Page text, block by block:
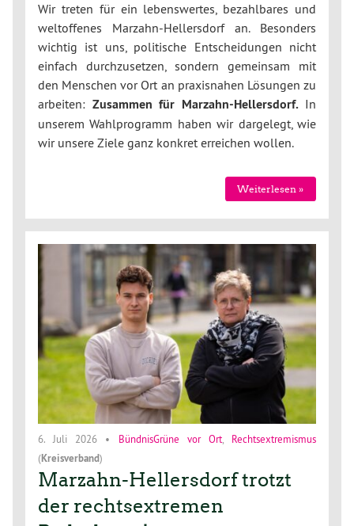
Wir treten für ein lebenswertes, bezahlbares und
weltoffenes Marzahn-Hellersdorf an. Besonders
wichtig ist uns, politische Entscheidungen nicht
einfach durchzusetzen, sondern gemeinsam mit
den Menschen vor Ort an praxisnahen Lösungen zu
arbeiten: Zusammen für Marzahn-Hellersdorf.In
unserem Wahlprogramm haben wir dargelegt, wie
wir unsere Ziele ganz konkret erreichen wollen.
Weiterlesen »
6. Juli 2026 • BündnisGrüne vor Ort, Rechtsextremismus
(Kreisverband)
Marzahn-Hellersdorf trotzt
der rechtsextremen